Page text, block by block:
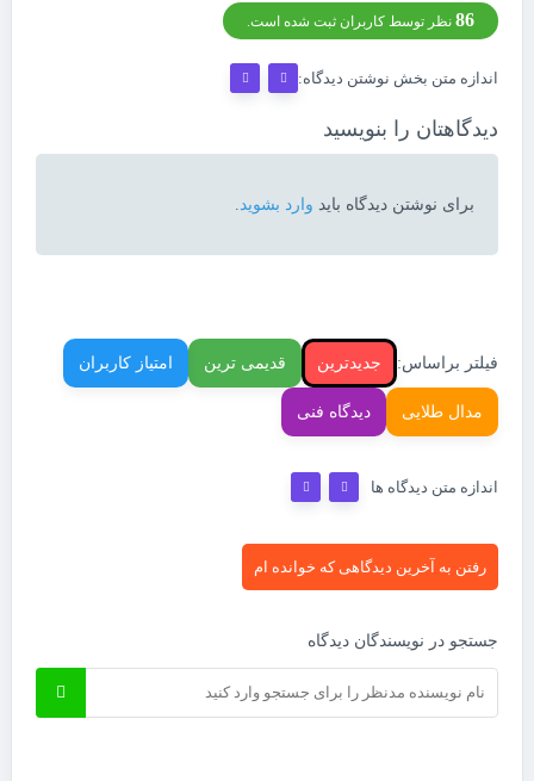
86 نظر توسط کاربران ثبت شده است.
اندازه متن بخش نوشتن دیدگاه:
دیدگاهتان را بنویسید
برای نوشتن دیدگاه باید وارد بشوید
فیلتر براساس: جدیدترین قدیمی ترین امتیاز کاربران
مدال طلایی دیدگاه فنی
اندازه متن دیدگاه ها
رفتن به آخرین دیدگاهی که خوانده ام
جستجو در نویسندگان دیدگاه